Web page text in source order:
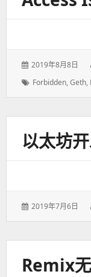
发
于：
2019年8月8日
标
Forbidden,Geth,
以太坊
发
2019年7月6日
Remix